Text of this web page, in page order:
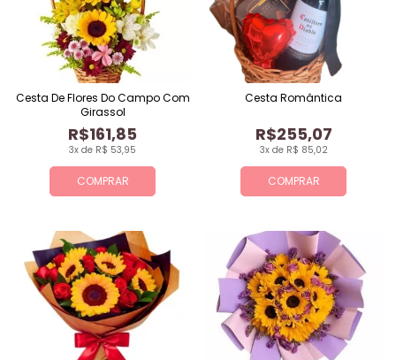
COMPRAR
3x de R$ 53,95
R$161,85
Cesta De Flores Do Campo Com
Girassol
COMPRAR
3x de R$ 85,02
R$255,07
Cesta Romântica